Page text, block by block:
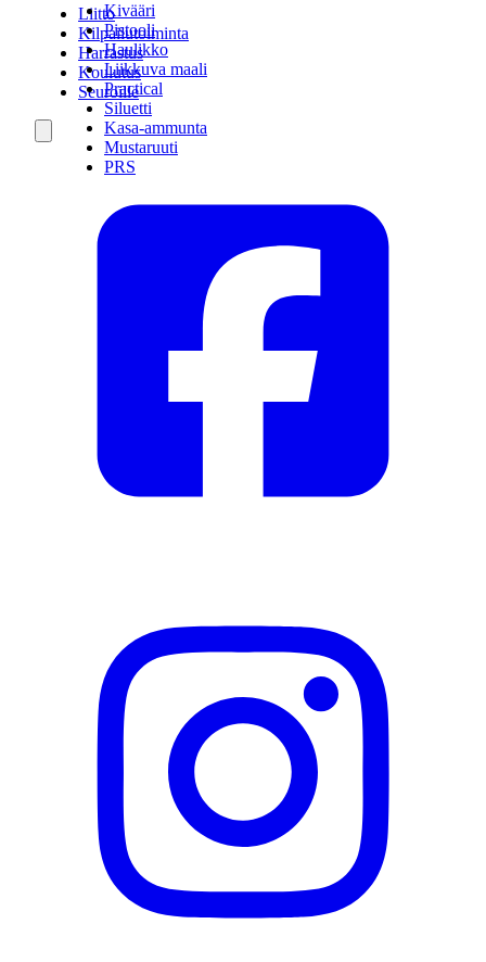
Kivääri
Pistooli
Haulikko
Liikkuva maali
Practical
Siluetti
Kasa-ammunta
Mustaruuti
PRS
Liitto
Kilpailutoiminta
Harrastus
Koulutus
Seuroille